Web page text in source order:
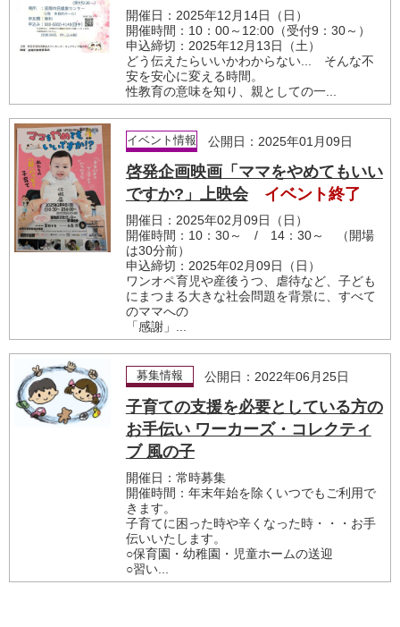
開催日：2025年12月14日（日）
開催時間：10：00～12:00（受付9：30～）
申込締切：2025年12月13日（土）
どう伝えたらいいかわからない... そんな不
安を安心に変える時間。
性教育の意味を知り、親としての一...
イベント情報 公開日：2025年01月09日
啓発企画映画「ママをやめてもいい
ですか?」上映会
イベント終了
開催日：2025年02月09日（日）
開催時間：10：30～ / 14：30～ （開場
は30分前）
申込締切：2025年02月09日（日）
ワンオペ育児や産後うつ、虐待など、子ども
にまつまる大きな社会問題を背景に、すべて
のママへの
「感謝」...
募集情報 公開日：2022年06月25日
子育ての支援を必要としている方の
お手伝い ワーカーズ・コレクティ
ブ 風の子
開催日：常時募集
開催時間：年末年始を除くいつでもご利用で
きます。
子育てに困った時や辛くなった時・・・お手
伝いいたします。
○保育園・幼稚園・児童ホームの送迎
○習い...